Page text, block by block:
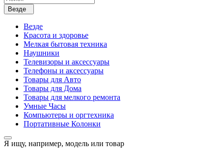
Везде
Везде
Красота и здоровье
Мелкая бытовая техника
Наушники
Телевизоры и аксессуары
Телефоны и аксессуары
Товары для Авто
Товары для Дома
Товары для мелкого ремонта
Умные Часы
Компьютеры и оргтехника
Портативные Колонки
Я ищу, например, модель или товар